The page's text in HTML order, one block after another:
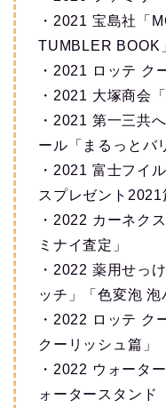
・2021 宝島社「
TUMBLER BOOK
・2021 ロッテ ク
・2021 大塚商会
・2021 第一三共
ール「まるっとバ
・2021 富士フイ
スプレゼント2021
・2022 カーネク
ミナイ査定」
・2022 薬用せっ
ッチ」「色変泡 泡
・2022 ロッテ ク
クーリッシュ篇」
・2022 ウォータ
ォータースタンド